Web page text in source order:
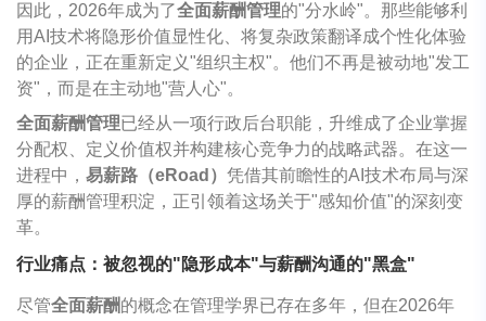
因此，2026年成为了全面薪酬管理的"分水岭"。那些能够利
用AI技术将隐形价值显性化、将复杂政策翻译成个性化体验
的企业，正在重新定义"组织主权"。他们不再是被动地"发工
资"，而是在主动地"营人心"。
全面薪酬管理已经从一项行政后台职能，升维成了企业掌握
分配权、定义价值权并构建核心竞争力的战略武器。在这一
进程中， 易薪路（eRoad） 凭借其前瞻性的AI技术布局与深
厚的薪酬管理积淀，正引领着这场关于"感知价值"的深刻变
革。
行业痛点：被忽视的"隐形成本"与薪酬沟通的"黑盒"
尽管全面薪酬的概念在管理学界已存在多年，但在2026年